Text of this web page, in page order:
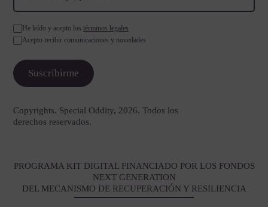
He leído y acepto los términos legales
Acepto recibir comunicaciones y novedades
Copyrights. Special Oddity, 2026. Todos los
derechos reservados.
PROGRAMA KIT DIGITAL FINANCIADO POR LOS FONDOS
NEXT GENERATION
DEL MECANISMO DE RECUPERACIÓN Y RESILIENCIA